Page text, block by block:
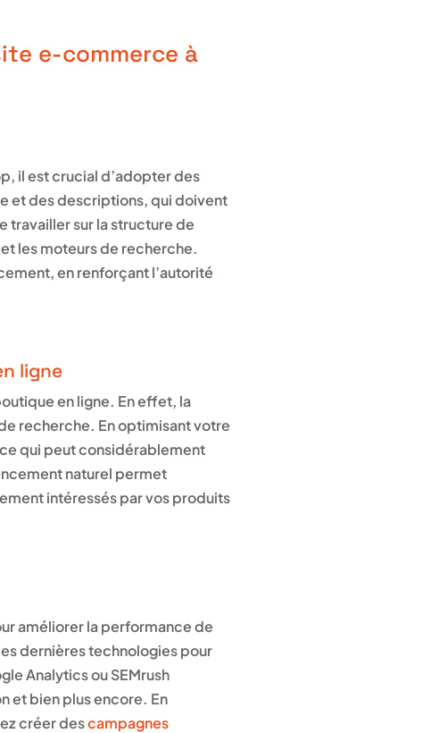
e-commerce à
il est crucial d’adopter des
et des descriptions, qui doivent
travailler sur la structure de
les moteurs de recherche.
en renforçant l’autorité
ligne
en ligne. En effet, la
recherche. En optimisant votre
qui peut considérablement
naturel permet
intéressés par vos produits
améliorer la performance de
dernières technologies pour
Analytics ou SEMrush
et bien plus encore. En
créer descampagnes